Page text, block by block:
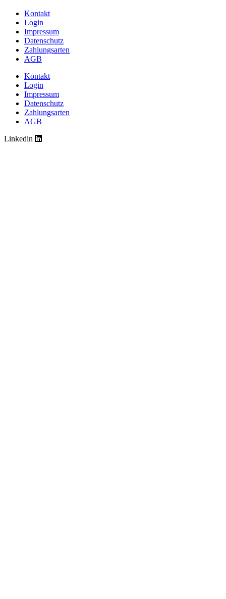
Kontakt
Login
Impressum
Datenschutz
Zahlungsarten
AGB
Kontakt
Login
Impressum
Datenschutz
Zahlungsarten
AGB
Linkedin